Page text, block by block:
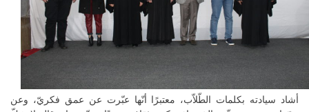
أشاد سيادته بكلمات الطّلاّب، معتبرًا أنّها عبّرت عن عمق فكريّ، وعن